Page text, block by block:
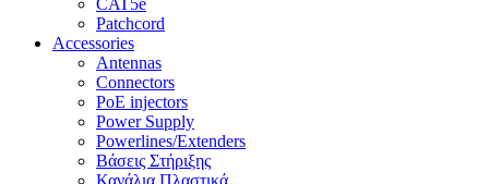
CAT5e
Patchcord
Accessories
Antennas
Connectors
PoE injectors
Power Supply
Powerlines/Extenders
Βάσεις Στήριξης